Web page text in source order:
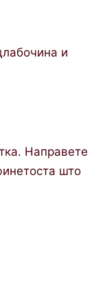
и
Направете
што